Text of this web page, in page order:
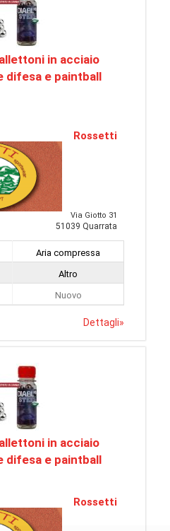
in acciaio
difesa e paintball
Rossetti
Via Giotto 31
51039 Quarrata
Aria compressa
Altro
Nuovo
Dettagli»
in acciaio
difesa e paintball
Rossetti